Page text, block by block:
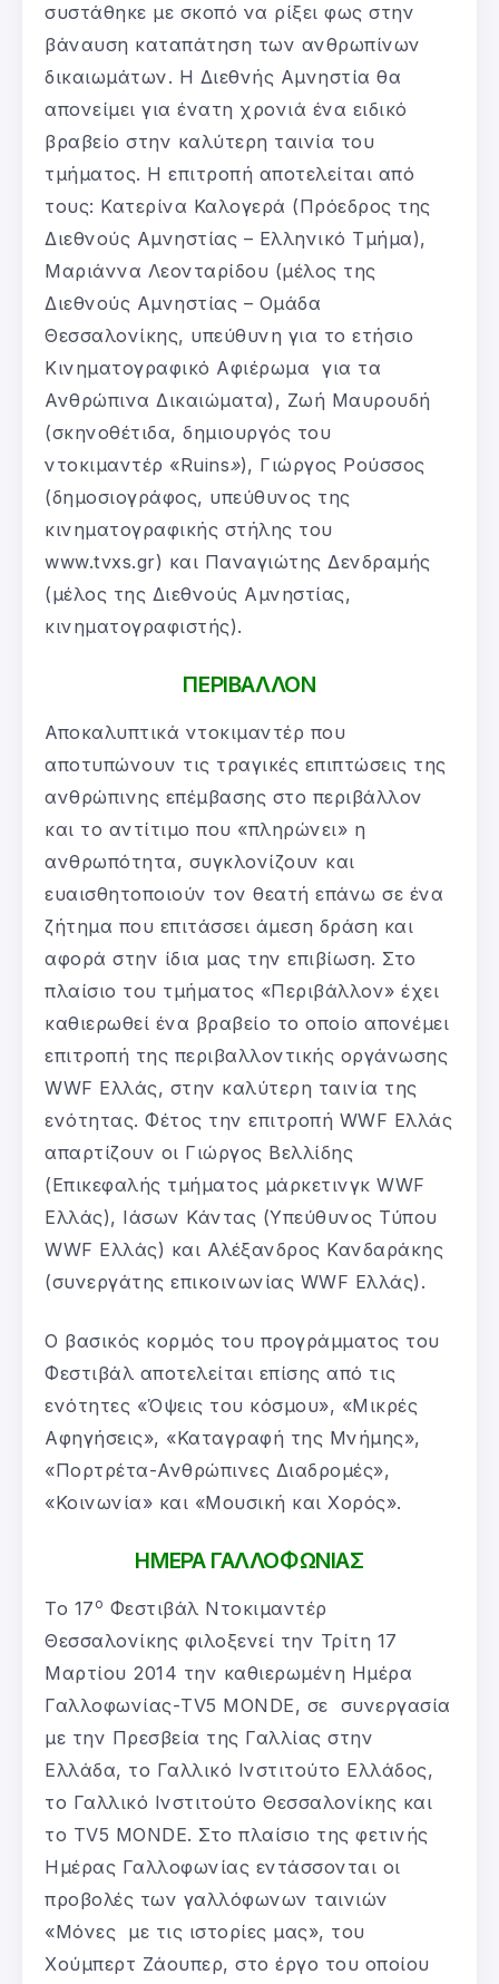
συστάθηκε με σκοπό να ρίξει φως στην
βάναυση καταπάτηση των ανθρωπίνων
δικαιωμάτων. Η Διεθνής Αμνηστία θα
απονείμει για ένατη χρονιά ένα ειδικό
βραβείο στην καλύτερη ταινία του
τμήματος. Η επιτροπή αποτελείται από
τους: Κατερίνα Καλογερά (Πρόεδρος της
Διεθνούς Αμνηστίας – Ελληνικό Τμήμα),
Μαριάννα Λεονταρίδου (μέλος της
Διεθνούς Αμνηστίας – Ομάδα
Θεσσαλονίκης, υπεύθυνη για το ετήσιο
Κινηματογραφικό Αφιέρωμα για τα
Ανθρώπινα Δικαιώματα), Ζωή Μαυρουδή
(σκηνοθέτιδα, δημιουργός του
ντοκιμαντέρ «Ruins»), Γιώργος Ρούσσος
(δημοσιογράφος, υπεύθυνος της
κινηματογραφικής στήλης του
www.tvxs.gr) και Παναγιώτης Δενδραμής
(μέλος της Διεθνούς Αμνηστίας,
κινηματογραφιστής).
ΠΕΡΙΒΑΛΛΟΝ
Αποκαλυπτικά ντοκιμαντέρ που
αποτυπώνουν τις τραγικές επιπτώσεις της
ανθρώπινης επέμβασης στο περιβάλλον
και το αντίτιμο που «πληρώνει» η
ανθρωπότητα, συγκλονίζουν και
ευαισθητοποιούν τον θεατή επάνω σε ένα
ζήτημα που επιτάσσει άμεση δράση και
αφορά στην ίδια μας την επιβίωση. Στο
πλαίσιο του τμήματος «Περιβάλλον» έχει
καθιερωθεί ένα βραβείο το οποίο απονέμει
επιτροπή της περιβαλλοντικής οργάνωσης
WWF Ελλάς, στην καλύτερη ταινία της
ενότητας. Φέτος την επιτροπή WWF Ελλάς
απαρτίζουν οι Γιώργος Βελλίδης
(Επικεφαλής τμήματος μάρκετινγκ WWF
Ελλάς), Ιάσων Κάντας (Υπεύθυνος Τύπου
WWF Ελλάς) και Αλέξανδρος Κανδαράκης
(συνεργάτης επικοινωνίας WWF Ελλάς).
Ο βασικός κορμός του προγράμματος του
Φεστιβάλ αποτελείται επίσης από τις
ενότητες «Όψεις του κόσμου», «Μικρές
Αφηγήσεις», «Καταγραφή της Μνήμης»,
«Πορτρέτα-Ανθρώπινες Διαδρομές»,
«Κοινωνία» και «Μουσική και Χορός».
ΗΜΕΡΑ ΓΑΛΛΟΦΩΝΙΑΣ
Το 17 ο Φεστιβάλ Ντοκιμαντέρ
Θεσσαλονίκης φιλοξενεί την Τρίτη 17
Μαρτίου 2014 την καθιερωμένη Ημέρα
Γαλλοφωνίας-TV5 MONDE, σε συνεργασία
με την Πρεσβεία της Γαλλίας στην
Ελλάδα, το Γαλλικό Ινστιτούτο Ελλάδος,
το Γαλλικό Ινστιτούτο Θεσσαλονίκης και
το TV5 MONDE. Στο πλαίσιο της φετινής
Ημέρας Γαλλοφωνίας εντάσσονται οι
προβολές των γαλλόφωνων ταινιών
«Μόνες με τις ιστορίες μας», του
Χούμπερτ Ζάουπερ, στο έργο του οποίου